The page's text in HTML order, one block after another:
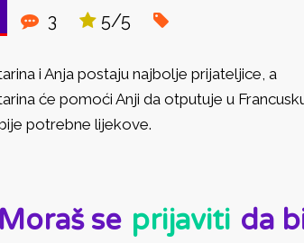
3 5/5
i Anja postaju najbolje prijateljice, a
će pomoći Anji da otputuje u
potrebne lijekove.
se prijaviti da